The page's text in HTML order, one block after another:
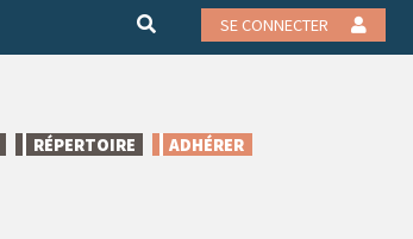
SE CONNECTER
RÉPERTOIRE ADHÉRER